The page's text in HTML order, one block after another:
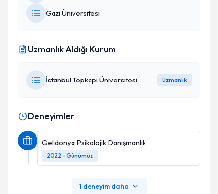
Gazi Üniversitesi
Uzmanlık Aldığı Kurum
İstanbul Topkapı Üniversitesi Uzmanlık
Deneyimler
Gelidonya Psikolojik Danışmanlık
2022 - Günümüz
1 deneyim daha